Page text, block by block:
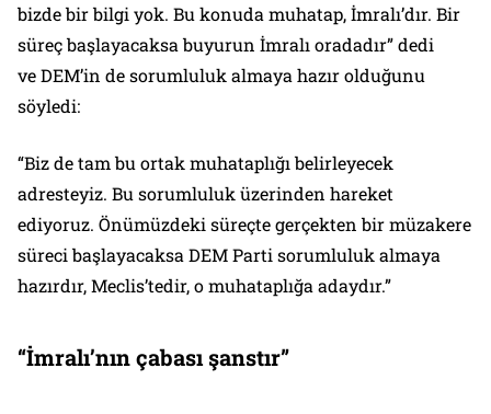
bizde bir bilgi yok. Bu konuda muhatap, İmralı’dır. Bir
süreç başlayacaksa buyurun İmralı oradadır” dedi
ve DEM’in de sorumluluk almaya hazır olduğunu
söyledi:
“Biz de tam bu ortak muhataplığı belirleyecek
adresteyiz. Bu sorumluluk üzerinden hareket
ediyoruz. Önümüzdeki süreçte gerçekten bir müzakere
süreci başlayacaksa DEM Parti sorumluluk almaya
hazırdır, Meclis’tedir, o muhataplığa adaydır.”
“İmralı’nın çabası şanstır”